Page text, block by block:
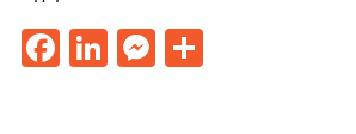
Facebook
LinkedIn
Messenger